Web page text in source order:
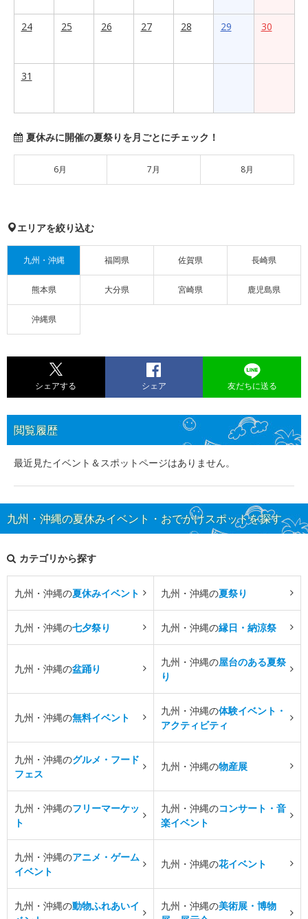
24 25 26 27 28 29 30
31
夏休みに開催の夏祭りを月ごとにチェック！
6月 7月 8月
エリアを絞り込む
九州・沖縄 福岡県 佐賀県 長崎県
熊本県 大分県 宮崎県 鹿児島県
沖縄県
シェアする シェア 友だちに送る
閲覧履歴
最近見たイベント＆スポットページはありません。
九州・沖縄の夏休みイベント・おでかけスポットを探す
カテゴリから探す
九州・沖縄の夏休みイベント 九州・沖縄の夏祭り
九州・沖縄の七夕祭り 九州・沖縄の縁日・納涼祭
九州・沖縄の盆踊り
九州・沖縄の屋台のある夏祭
り
九州・沖縄の無料イベント
九州・沖縄の体験イベント・
アクティビティ
九州・沖縄のグルメ・フード
フェス
九州・沖縄の物産展
九州・沖縄のフリーマーケッ
ト
九州・沖縄のコンサート・音
楽イベント
九州・沖縄のアニメ・ゲーム
イベント
九州・沖縄の花イベント
九州・沖縄の動物ふれあいイ
九州・沖縄の美術展・博物